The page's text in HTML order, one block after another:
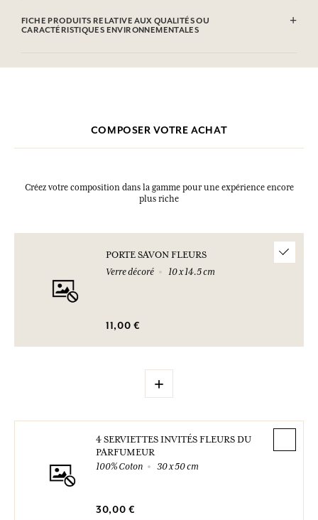
FICHE PRODUITS RELATIVE AUX QUALITÉS OU
CARACTÉRISTIQUES ENVIRONNEMENTALES
Veuillez consulter les qualités ou caractéristiques environnementales
COMPOSER VOTRE ACHAT
Créez votre composition dans la gamme pour une expérience encore
plus riche
PORTE SAVON FLEURS
Verre décoré
10 x 14.5 cm
11,00 €
+
4 SERVIETTES INVITÉS FLEURS DU
PARFUMEUR
100% Coton
30 x 50 cm
30,00 €